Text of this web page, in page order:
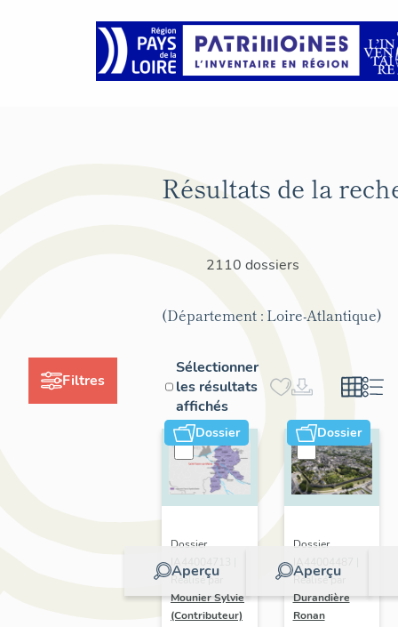
Filtres
Résultats de la
2110 dossiers
(Département : Loire-Atlantique)
Sélectionner
les résultats
affichés
Dossier
Aperçu
Dossier
IA44004713 |
Réalisé par
Mounier Sylvie
(Contributeur)
Dossier
Aperçu
Dossier
IA44004487 |
Réalisé par
Durandière
Ronan